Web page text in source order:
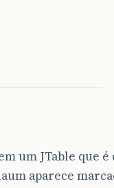
um JTable que
aparece